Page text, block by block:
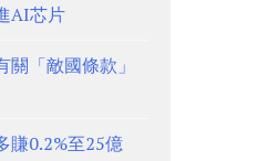
AI芯片
關「敵國條款」
賺0.2%至25億